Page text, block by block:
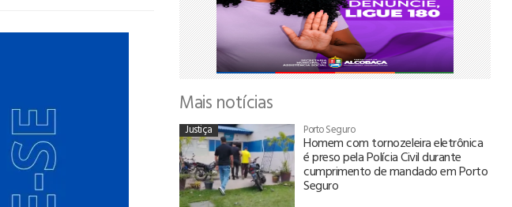
Mais notícias
Justiça Porto Seguro
Homem com tornozeleira eletrônica
é preso pela Polícia Civil durante
cumprimento de mandado em Porto
Seguro